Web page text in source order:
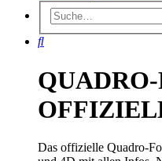
Suche
Das offizielle Quadro-